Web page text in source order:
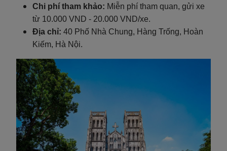
Chi phí tham khảo: Miễn phí tham quan, gửi xe
từ 10.000 VND - 20.000 VND/xe.
Địa chỉ: 40 Phố Nhà Chung, Hàng Trống, Hoàn
Kiếm, Hà Nội.